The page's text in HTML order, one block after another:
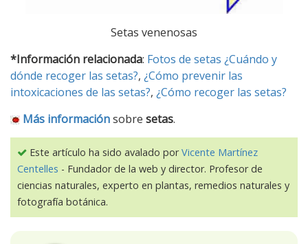
Setas venenosas
*Información relacionada: Fotos de setas ¿Cuándo y
dónde recoger las setas?, ¿Cómo prevenir las
intoxicaciones de las setas?, ¿Cómo recoger las setas?
Más informaciónsobre setas.
Este artículo ha sido avalado porVicente Martínez
Centelles - Fundador de la web y director. Profesor de
ciencias naturales, experto en plantas, remedios naturales y
fotografía botánica.